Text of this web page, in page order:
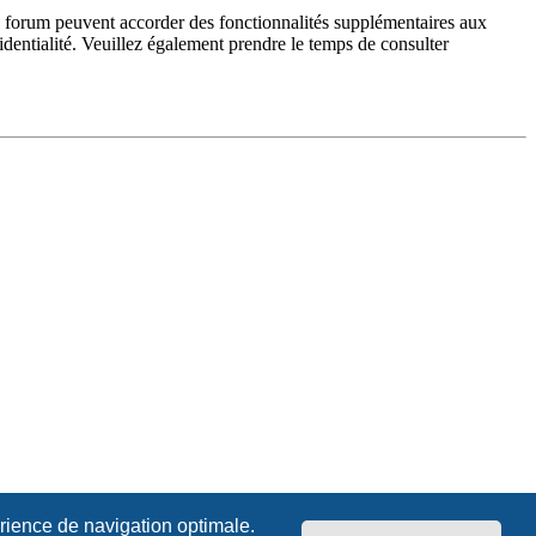
de navigation optimale.
peuvent accorder des fonctionnalités supplémentaires aux
Veuillez également prendre le temps de consulter